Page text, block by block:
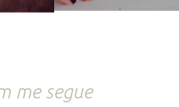
me segue